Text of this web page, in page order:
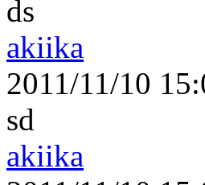
ds
akiika
2011/11/10
sd
akiika